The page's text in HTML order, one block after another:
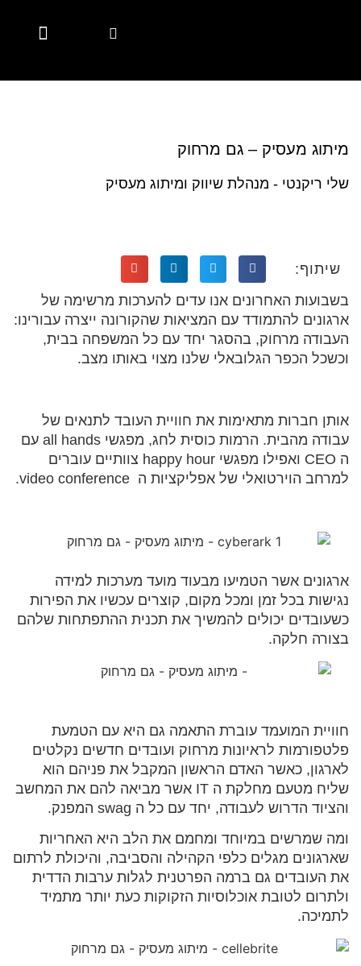
מיתוג מעסיק – גם מרחוק
שלי ריקנטי - מנהלת שיווק ומיתוג מעסיק
שיתוף:
בשבועות האחרונים אנו עדים להערכות מרשימה של
ארגונים להתמודד עם המציאות שהקורונה ייצרה עבורינו:
העבודה מרחוק, בהסגר יחד עם כל המשפחה בבית,
וכשכל הכפר הגלובאלי שלנו מצוי באותו מצב.
אותן חברות מתאימות את חוויית העובד לתנאים של
עבודה מהבית. הרמות כוסית לחג, מפגשי all hands עם
ה CEO ואפילו מפגשי happy hour צוותיים עוברים
למרחב הוירטואלי של אפליקציות ה video conference.
ארגונים אשר הטמיעו מבעוד מועד מערכות למידה
נגישות בכל זמן ומכל מקום, קוצרים עכשיו את הפירות
כשעובדים יכולים להמשיך את תכנית ההתפתחות שלהם
בצורה חלקה.
חוויית המועמד עוברת התאמה גם היא עם הטמעת
פלטפורמות לראיונות מרחוק ועובדים חדשים נקלטים
לארגון, כאשר האדם הראשון המקבל את פניהם הוא
שליח מטעם מחלקת ה IT אשר מביאה להם את המחשב
והציוד הדרוש לעבודה, יחד עם כל ה swag המפנק.
ומה שמרשים במיוחד ומחמם את הלב היא האחריות
שארגונים מגלים כלפי הקהילה והסביבה, והיכולת לרתום
את העובדים גם ברמה הפרטנית לגלות ערבות הדדית
ולתרום לטובת אוכלוסיות הזקוקות כעת יותר מתמיד
לתמיכה.